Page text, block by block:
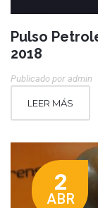
Pulso
2018
Publicado por Admin
LEER MÁS
2
ABR